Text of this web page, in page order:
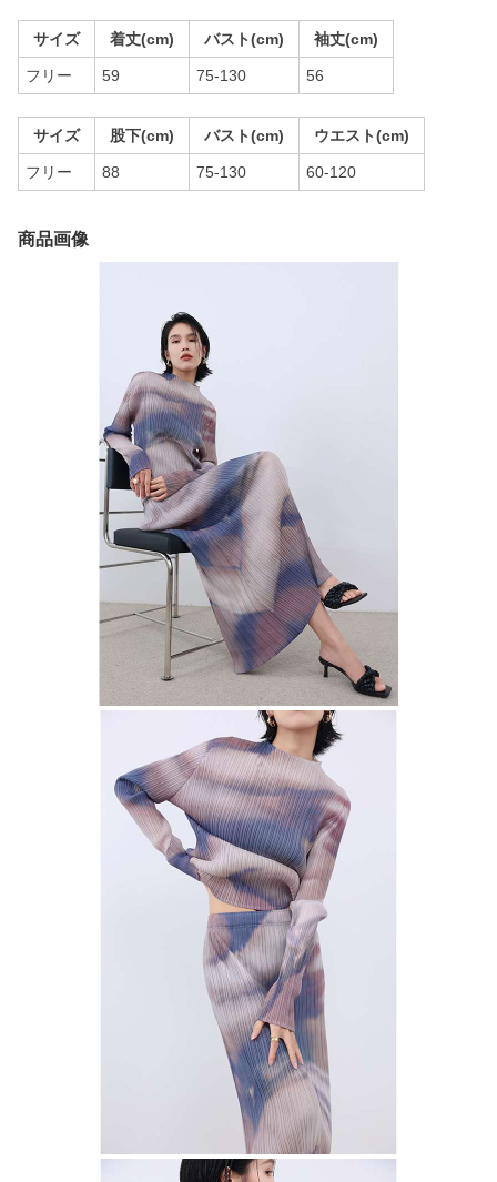
サイズ 着丈(cm) バスト(cm) 袖丈(cm)
フリー 59 75-130 56
サイズ 股下(cm) バスト(cm) ウエスト(cm)
フリー 88 75-130 60-120
商品画像